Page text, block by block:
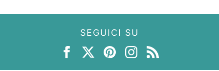
SEGUICI SU